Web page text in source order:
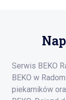
Serwis BEKO
BEKO w
piekarników